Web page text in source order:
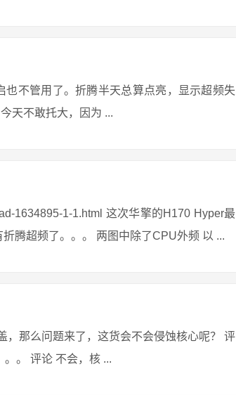
也不管用了。折腾半天总算点亮，显示超频失
天不敢托大，因为 ...
1634895-1-1.html 这次华擎的H170 Hyper最
腾超频了。。。 两图中除了CPU外频 以 ...
，那么问题来了，这货会不会侵蚀核心呢？ 评
。 评论 不会，核 ...